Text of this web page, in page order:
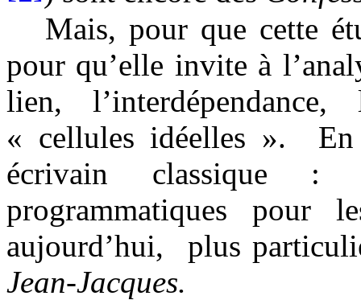
Mais, pour que cette
pour qu’elle invite à
lien,
« cellules idéelles ».
écrivain classique :
programmatiques pour
aujourd’hui,
plus
Jean-Jacques.